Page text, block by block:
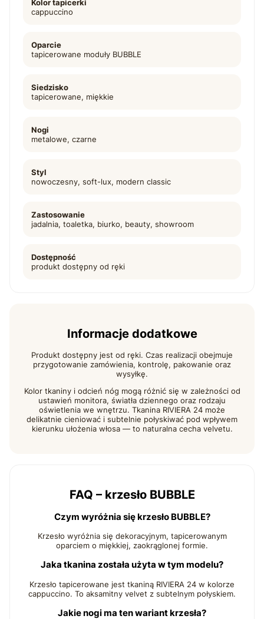
Kolor tapicerki
cappuccino
Oparcie
tapicerowane moduły BUBBLE
Siedzisko
tapicerowane, miękkie
Nogi
metalowe, czarne
Styl
nowoczesny, soft-lux, modern classic
Zastosowanie
jadalnia, toaletka, biurko, beauty, showroom
Dostępność
produkt dostępny od ręki
Informacje dodatkowe
Produkt dostępny jest od ręki. Czas realizacji obejmuje
przygotowanie zamówienia, kontrolę, pakowanie oraz
wysyłkę.
Kolor tkaniny i odcień nóg mogą różnić się w zależności od
ustawień monitora, światła dziennego oraz rodzaju
oświetlenia we wnętrzu. Tkanina RIVIERA 24 może
delikatnie cieniować i subtelnie połyskiwać pod wpływem
kierunku ułożenia włosa — to naturalna cecha velvetu.
FAQ – krzesło BUBBLE
Czym wyróżnia się krzesło BUBBLE?
Krzesło wyróżnia się dekoracyjnym, tapicerowanym
oparciem o miękkiej, zaokrąglonej formie.
Jaka tkanina została użyta w tym modelu?
Krzesło tapicerowane jest tkaniną RIVIERA 24 w kolorze
cappuccino. To aksamitny velvet z subtelnym połyskiem.
Jakie nogi ma ten wariant krzesła?